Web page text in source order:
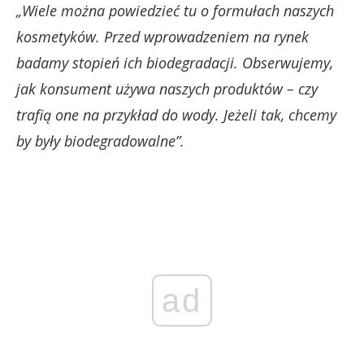
„Wiele można powiedzieć tu o formułach naszych
kosmetyków. Przed wprowadzeniem na rynek
badamy stopień ich biodegradacji. Obserwujemy,
jak konsument używa naszych produktów – czy
trafią one na przykład do wody. Jeżeli tak, chcemy
by były biodegradowalne”.
ad